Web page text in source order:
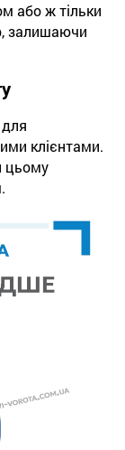
або ж тільки
залишаючи
клієнтами.
цьому